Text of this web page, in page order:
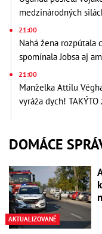
medzinárodných
21:00
Nahá žena rozpútala
spomínala Jobsa aj
21:00
Manželka Attilu
vyráža dych!
DOMÁCE
AKTUALIZOVANÉ